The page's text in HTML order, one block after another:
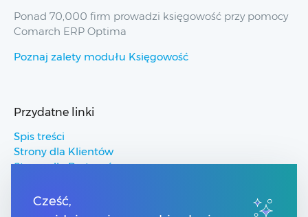
Ponad 70,000 firm prowadzi księgowość przy pomocy
Comarch ERP Optima
Poznaj zalety modułu Księgowość
Przydatne linki
Spis treści
Strony dla Klientów
Strony dla Partnerów
Pomoc Comarch Betterfly
Pomoc Comarch e-Sklep
Cześć,